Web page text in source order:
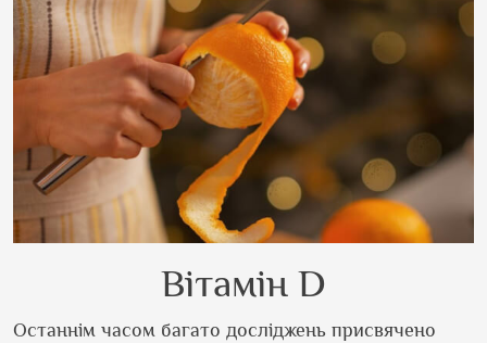
Вітамін D
Останнім часом багато досліджень присвячено